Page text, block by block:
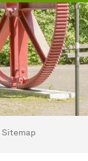
hier:
Sitemap